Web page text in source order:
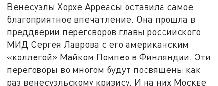
Венесуэлы Хорхе Арреасы оставила самое
благоприятное впечатление. Она прошла в
преддверии переговоров главы российского
МИД Сергея Лаврова с его американским
«коллегой» Майком Помпео в Финляндии. Эти
переговоры во многом будут посвящены как
раз венесуэльскому кризису. И на них Москве